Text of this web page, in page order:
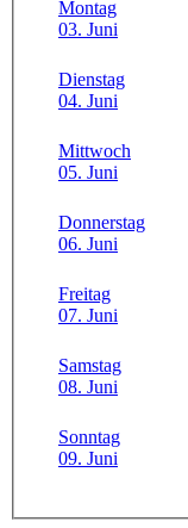
Montag
03. Juni
Dienstag
04. Juni
Mittwoch
05. Juni
Donnerstag
06. Juni
Freitag
07. Juni
Samstag
08. Juni
Sonntag
09. Juni